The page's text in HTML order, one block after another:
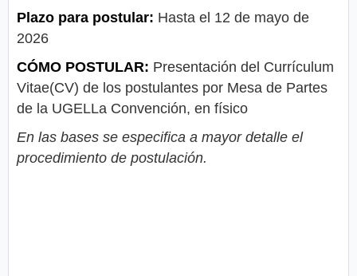
Plazo para postular: Hasta el 12 de mayo de
2026
CÓMO POSTULAR: Presentación del Currículum
Vitae(CV) de los postulantes por Mesa de Partes
de la UGELLa Convención, en físico
En las bases se especifica a mayor detalle el
procedimiento de postulación.